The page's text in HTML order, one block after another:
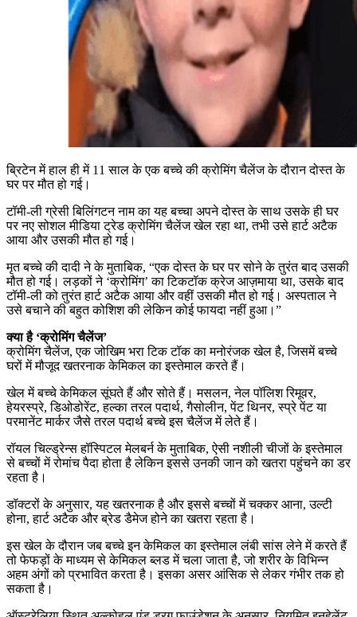
ब्रिटेन में हाल ही में 11 साल के एक बच्चे की क्रोमिंग चैलेंज के दौरान दोस्त के
घर पर मौत हो गई।
टॉमी-ली ग्रेसी बिलिंगटन नाम का यह बच्चा अपने दोस्त के साथ उसके ही घर
पर नए सोशल मीडिया ट्रेड क्रोमिंग चैलेंज खेल रहा था, तभी उसे हार्ट अटैक
आया और उसकी मौत हो गई।
मृत बच्चे की दादी ने के मुताबिक, “एक दोस्त के घर पर सोने के तुरंत बाद उसकी
मौत हो गई। लड़कों ने ‘क्रोमिंग’ का टिकटॉक क्रेज आज़माया था, उसके बाद
टॉमी-ली को तुरंत हार्ट अटैक आया और वहीं उसकी मौत हो गई। अस्पताल ने
उसे बचाने की बहुत कोशिश की लेकिन कोई फायदा नहीं हुआ।”
क्या है ‘क्रोमिंग चैलेंज’
क्रोमिंग चैलेंज, एक जोखिम भरा टिक टॉक का मनोरंजक खेल है, जिसमें बच्चे
घरों में मौजूद खतरनाक केमिकल का इस्तेमाल करते हैं।
खेल में बच्चे केमिकल सूंघते हैं और सोते हैं। मसलन, नेल पॉलिश रिमूवर,
हेयरस्प्रे, डिओडोरेंट, हल्का तरल पदार्थ, गैसोलीन, पेंट थिनर, स्प्रे पेंट या
परमानेंट मार्कर जैसे तरल पदार्थ बच्चे इस चैलेंज में लेते हैं।
रॉयल चिल्ड्रेन्स हॉस्पिटल मेलबर्न के मुताबिक, ऐसी नशीली चीजों के इस्तेमाल
से बच्चों में रोमांच पैदा होता है लेकिन इससे उनकी जान को खतरा पहुंचने का डर
रहता है।
डॉक्टरों के अनुसार, यह खतरनाक है और इससे बच्चों में चक्कर आना, उल्टी
होना, हार्ट अटैक और ब्रेड डैमेज होने का खतरा रहता है।
इस खेल के दौरान जब बच्चे इन केमिकल का इस्तेमाल लंबी सांस लेने में करते हैं
तो फेफड़ों के माध्यम से केमिकल ब्लड में चला जाता है, जो शरीर के विभिन्न
अहम अंगों को प्रभावित करता है। इसका असर आंसिक से लेकर गंभीर तक हो
सकता है।